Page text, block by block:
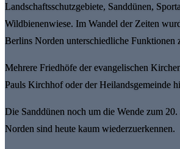
Landschaftsschutzgebiete, Sanddünen,
Wildbienenwiese. Im Wandel der Zeiten
Berlins Norden unterschiedliche Funktionen
Mehrere Friedhöfe der evangelischen
Pauls Kirchhof oder der Heilandsgemeinde
Die Sanddünen noch um die Wende zum
Norden sind heute kaum wiederzuerkennen.